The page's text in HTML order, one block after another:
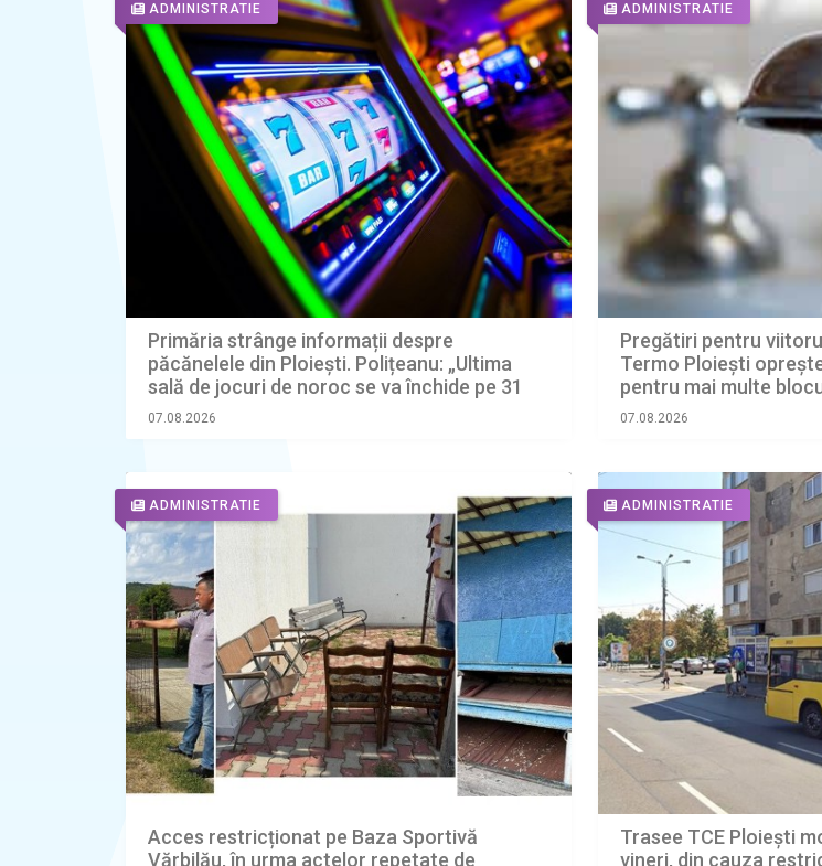
ADMINISTRATIE
Primăria strânge informații despre
păcănelele din Ploiești. Polițeanu: „Ultima
sală de jocuri de noroc se va închide pe 31
ianuarie 2027”
07.08.2026
ADMINISTRATIE
Pregătiri pentru
Termo Ploiești
pentru mai multe
Doja
07.08.2026
ADMINISTRATIE
Acces restricționat pe Baza Sportivă
Vărbilău, în urma actelor repetate de
ADMINISTRATIE
Trasee TCE Ploiești
vineri, din cauza